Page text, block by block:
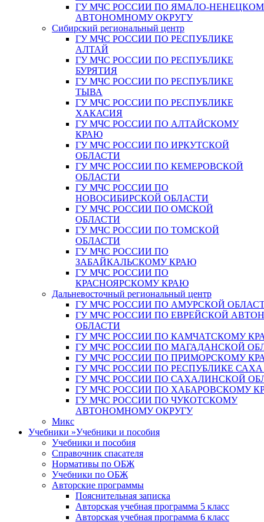
ГУ МЧС РОССИИ ПО ЯМАЛО-
АВТОНОМНОМУ ОКРУГУ
Сибирский региональный центр
ГУ МЧС РОССИИ ПО РЕСПУБЛИКЕ
АЛТАЙ
ГУ МЧС РОССИИ ПО РЕСПУБЛИКЕ
БУРЯТИЯ
ГУ МЧС РОССИИ ПО РЕСПУБЛИКЕ
ТЫВА
ГУ МЧС РОССИИ ПО РЕСПУБЛИКЕ
ХАКАСИЯ
ГУ МЧС РОССИИ ПО АЛТАЙСКОМУ
КРАЮ
ГУ МЧС РОССИИ ПО ИРКУТСКОЙ
ОБЛАСТИ
ГУ МЧС РОССИИ ПО КЕМЕРОВСКОЙ
ОБЛАСТИ
ГУ МЧС РОССИИ ПО
НОВОСИБИРСКОЙ ОБЛАСТИ
ГУ МЧС РОССИИ ПО ОМСКОЙ
ОБЛАСТИ
ГУ МЧС РОССИИ ПО ТОМСКОЙ
ОБЛАСТИ
ГУ МЧС РОССИИ ПО
ЗАБАЙКАЛЬСКОМУ КРАЮ
ГУ МЧС РОССИИ ПО
КРАСНОЯРСКОМУ КРАЮ
Дальневосточный региональный центр
ГУ МЧС РОССИИ ПО АМУРСКОЙ
ГУ МЧС РОССИИ ПО ЕВРЕЙСКОЙ
ОБЛАСТИ
ГУ МЧС РОССИИ ПО КАМЧАТСКОМУ
ГУ МЧС РОССИИ ПО МАГАДАНСКОЙ
ГУ МЧС РОССИИ ПО ПРИМОРСКОМУ
ГУ МЧС РОССИИ ПО РЕСПУБЛИКЕ
ГУ МЧС РОССИИ ПО САХАЛИНСКОЙ
ГУ МЧС РОССИИ ПО ХАБАРОВСКОМУ
ГУ МЧС РОССИИ ПО ЧУКОТСКОМУ
АВТОНОМНОМУ ОКРУГУ
Микс
Учебники »Учебники и пособия
Учебники и пособия
Справочник спасателя
Нормативы по ОБЖ
Учебники по ОБЖ
Авторские программы
Пояснительная записка
Авторская учебная программа 5 класс
Авторская учебная программа 6 класс